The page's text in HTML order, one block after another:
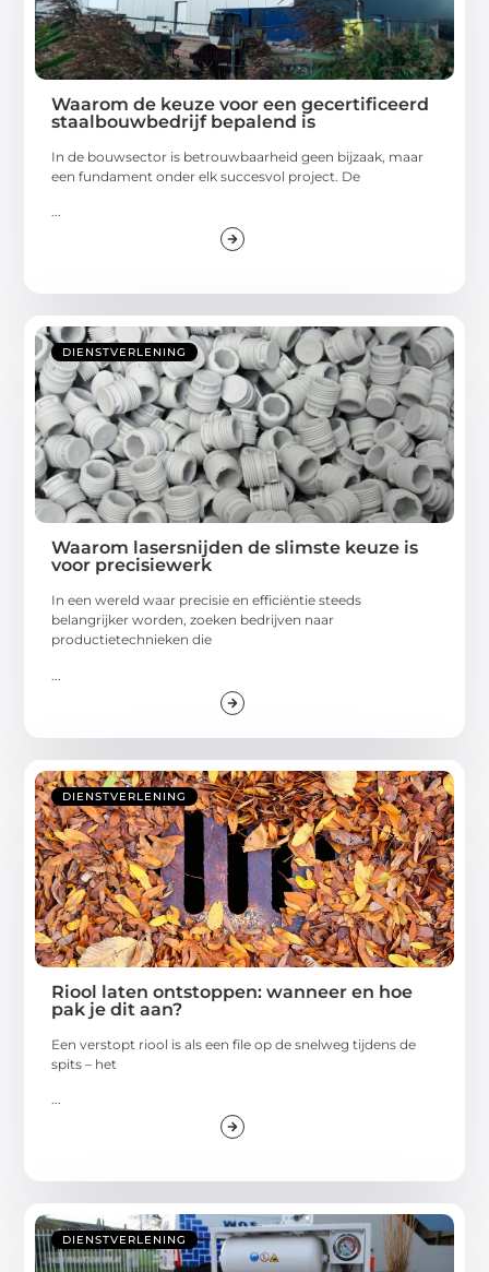
Waarom de keuze voor een gecertificeerd
staalbouwbedrijf bepalend is
In de bouwsector is betrouwbaarheid geen bijzaak, maar
een fundament onder elk succesvol project. De
...
DIENSTVERLENING
Waarom lasersnijden de slimste keuze is
voor precisiewerk
In een wereld waar precisie en efficiëntie steeds
belangrijker worden, zoeken bedrijven naar
productietechnieken die
DIENSTVERLENING
Riool laten ontstoppen: wanneer en hoe
pak je dit aan?
Een verstopt riool is als een file op de snelweg tijdens de
spits – het
...
DIENSTVERLENING